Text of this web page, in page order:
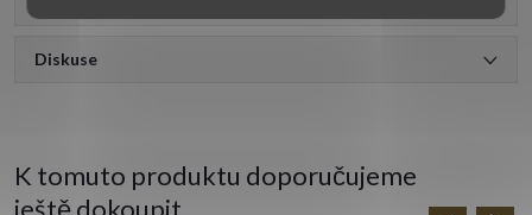
Diskuse
K tomuto produktu doporučujeme